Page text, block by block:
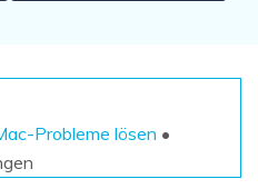
Probleme lösen •